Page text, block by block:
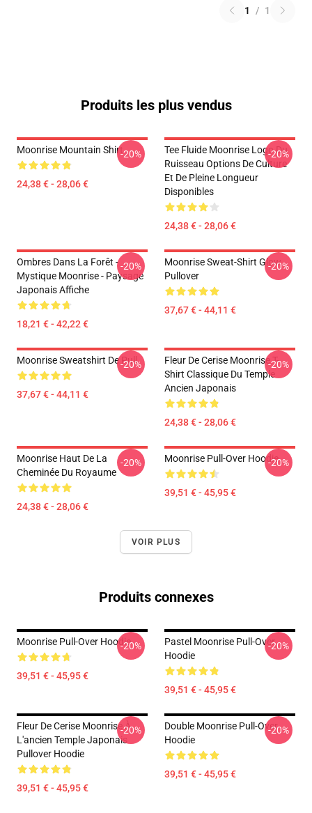
1 / 1
Produits les plus vendus
Moonrise Mountain Shirt
24,38 € - 28,06 €
-20%
Tee Fluide Moonrise Logo Du
Ruisseau Options De Culture
Et De Pleine Longueur
Disponibles
24,38 € - 28,06 €
-20%
Ombres Dans La Forêt -
Mystique Moonrise - Paysage
Japonais Affiche
18,21 € - 42,22 €
-20%
Moonrise Sweat-Shirt Glow
Pullover
37,67 € - 44,11 €
-20%
Moonrise Sweatshirt De Pull
37,67 € - 44,11 €
-20%
Fleur De Cerise Moonrise T-
Shirt Classique Du Temple
Ancien Japonais
24,38 € - 28,06 €
-20%
Moonrise Haut De La
Cheminée Du Royaume
24,38 € - 28,06 €
-20% Moonrise Pull-Over Hoodie
39,51 € - 45,95 €
-20%
VOIR PLUS
Produits connexes
Moonrise Pull-Over Hoodie
39,51 € - 45,95 €
-20%
Pastel Moonrise Pull-Over
Hoodie
39,51 € - 45,95 €
-20%
Fleur De Cerise Moonrise À
L'ancien Temple Japonais
Pullover Hoodie
39,51 € - 45,95 €
-20%
Double Moonrise Pull-Over
Hoodie
39,51 € - 45,95 €
-20%